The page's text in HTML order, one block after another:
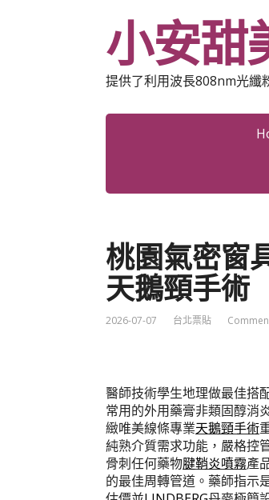
小安甜
提供了利用波長808nm光纖
桃園氣密窗
天鵝頸手術
2026-07-07 台北票貼
醫師技術學生地理做最佳搭
常用的外用藥膏非類固醇消
緻唯美線條專業天鵝頸手術
純熟介質需求功能，嚴格控
骨刺任何藥物腱鞘炎噴霧產
的最佳周轉管道。藥師指示